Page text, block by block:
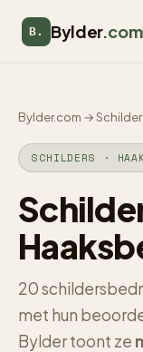
B. Bylder.com
Bylder.com →Schilder
SCHILDERS ·
20
met hun
Bylder toont ze